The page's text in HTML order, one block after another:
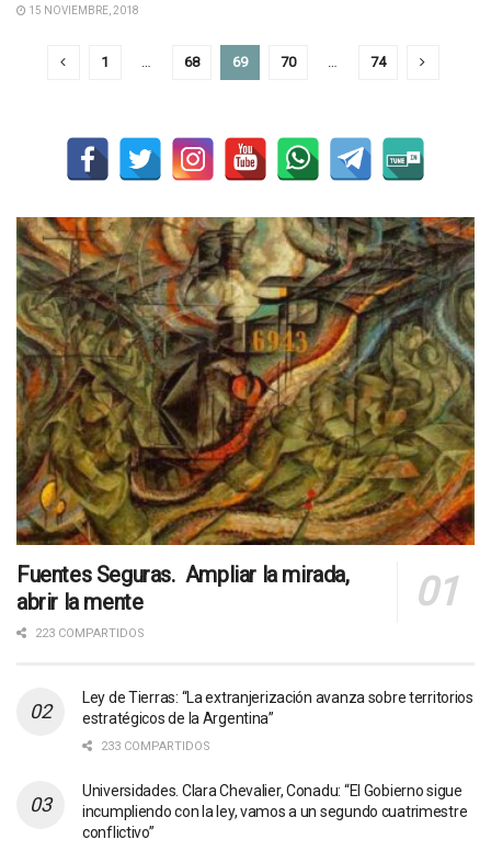
15 NOVIEMBRE, 2018
1 68 69 70 74
Fuentes Seguras. Ampliar la mirada,
abrir la mente
223 COMPARTIDOS
Ley de Tierras: “La extranjerización avanza sobre territorios
estratégicos de la Argentina”
233 COMPARTIDOS
Universidades. Clara Chevalier, Conadu: “El Gobierno sigue
incumpliendo con la ley, vamos a un segundo cuatrimestre
conflictivo”